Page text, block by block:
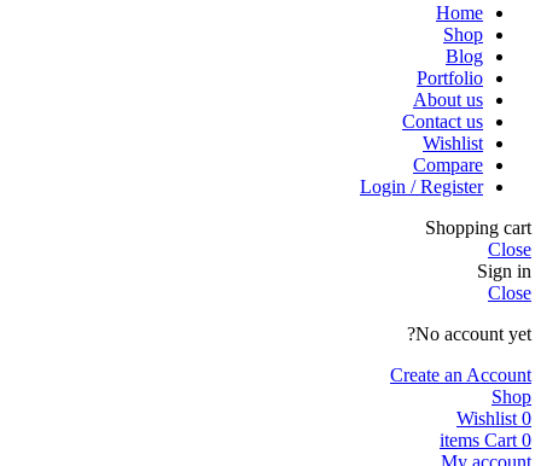
Home
Shop
Blog
Portfolio
About us
Contact us
Wishlist
Compare
Login / Register
Shopping cart
Close
Sign in
Close
No account yet?
Create an Account
Shop
0
Wishlist
0
items Cart
My account